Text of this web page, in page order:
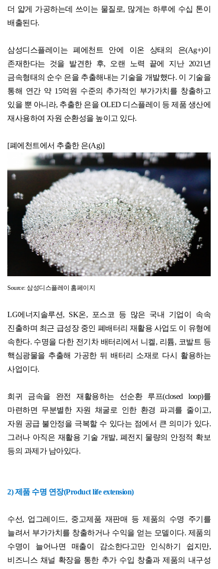
더 얇게 가공하는데 쓰이는 물질로, 많게는 하루에 수십 톤이
배출된다.
삼성디스플레이는 폐에천트 안에 이온 상태의 은(Ag+)이
존재한다는 것을 발견한 후, 오랜 노력 끝에 지난2021 년
금속형태의 순수 은을 추출해내는 기술을 개발했다. 이 기술을
통해 연간 약15억원 수준의 추가적인 부가가치를 창출하고
있을 뿐 아니라, 추출한 은을 OLED 디스플레이 등 제품 생산에
재사용하여 자원 순환성을 높이고 있다.
[폐에천트에서 추출한 은(Ag)]
Source: 삼성디스플레이 홈페이지
LG에너지솔루션, SK온,
포스코 등 많은 국내 기업이 속속
진출하며 최근 급성장 중인 폐배터리 재활용 사업도 이 유형에
속한다. 수명을 다한 전기차 배터리에서 니켈, 리튬, 코발트 등
핵심광물을 추출해 가공한 뒤 배터리 소재로 다시 활용하는
사업이다.
희귀 금속을 완전 재활용하는 선순환 루프(closed loop)를
마련하면 무분별한 자원 채굴로 인한 환경 파괴를 줄이고,
자원 공급 불안정을 극복할 수 있다는 점에서 큰 의미가 있다.
그러나 아직은 재활용 기술 개발, 폐전지 물량의 안정적 확보
등의 과제가 남아있다.
2)제품 수명 연장(Product life extension)
수선, 업그레이드, 중고제품 재판매 등 제품의 수명 주기를
늘려서 부가가치를 창출하거나 수익을 얻는 모델이다. 제품의
수명이 늘어나면 매출이 감소한다고만 인식하기 쉽지만,
비즈니스 채널 확장을 통한 추가 수입 창출과 제품의 내구성